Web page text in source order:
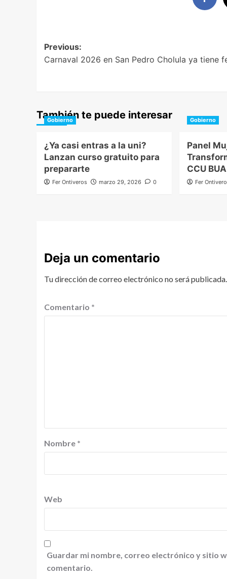
Post
navigation
Previous:
Carnaval 2026 en San Pedro Cholula ya tiene
También te puede interesar
Gobierno
¿Ya casi entras a la uni?
Lanzan curso gratuito para
prepararte
Fer Ontiveros marzo 29, 2026 0
Gobierno
Panel
CCU
Fer
Deja un comentario
Tu dirección de correo electrónico no será publicada.
Comentario *
Nombre *
Web
Guardar mi nombre, correo electrónico y sitio
comentario.